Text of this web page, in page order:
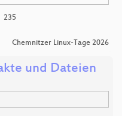
235
Chemnitzer Linux-Tage 2026
und Dateien